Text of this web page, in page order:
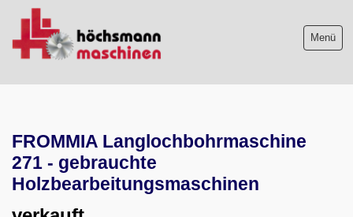
Menü
Maschinenankauf
Shop
FROMMIA Langlochbohrmaschine
271 - gebrauchte
Holzbearbeitungsmaschinen